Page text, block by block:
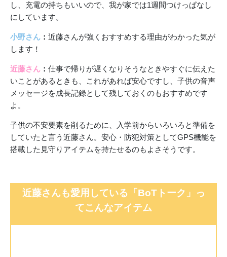
し、充電の持ちもいいので、我が家では1週間つけっぱなし
にしています。
小野さん ： 近藤さんが強くおすすめする理由がわかった気が
します！
近藤さん ： 仕事で帰りが遅くなりそうなときやすぐに伝えた
いことがあるときも、これがあれば安心ですし、子供の音声
メッセージを成長記録として残しておくのもおすすめです
よ。
子供の不安要素を削るために、入学前からいろいろと準備を
していたと言う近藤さん。安心・防犯対策としてGPS機能を
搭載した見守りアイテムを持たせるのもよさそうです。
近藤さんも愛用している「BoTトーク」っ
てこんなアイテム